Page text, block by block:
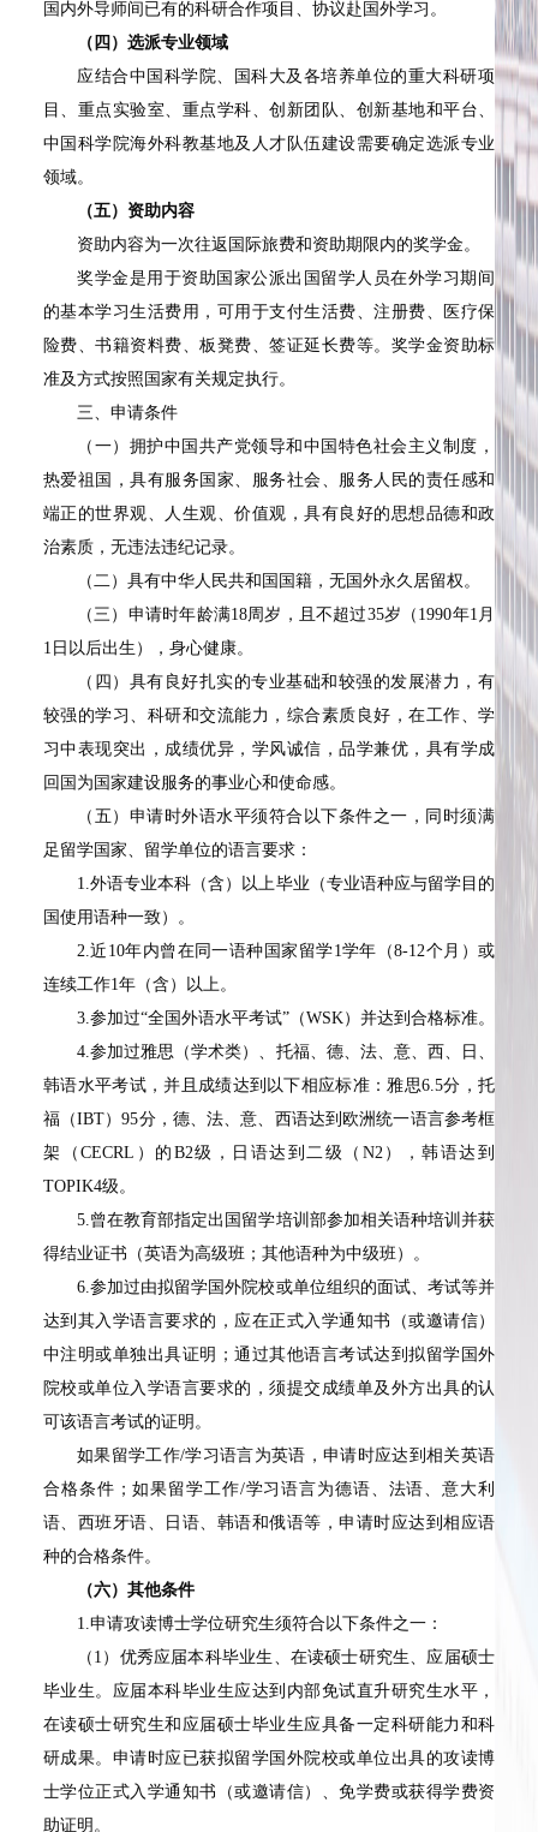
国内外导师间已有的科研合作项目、协议赴国外学习。
（四）选派专业领域
应结合中国科学院、国科大及各培养单位的重大科研项
目、重点实验室、重点学科、创新团队、创新基地和平台、
中国科学院海外科教基地及人才队伍建设需要确定选派专业
领域。
（五）资助内容
资助内容为一次往返国际旅费和资助期限内的奖学金。
奖学金是用于资助国家公派出国留学人员在外学习期间
的基本学习生活费用，可用于支付生活费、注册费、医疗保
险费、书籍资料费、板凳费、签证延长费等。奖学金资助标
准及方式按照国家有关规定执行。
三、申请条件
（一）拥护中国共产党领导和中国特色社会主义制度，
热爱祖国，具有服务国家、服务社会、服务人民的责任感和
端正的世界观、人生观、价值观，具有良好的思想品德和政
治素质，无违法违纪记录。
（二）具有中华人民共和国国籍，无国外永久居留权。
（三）申请时年龄满18周岁，且不超过35岁（1990年1月
1日以后出生），身心健康。
（四）具有良好扎实的专业基础和较强的发展潜力，有
较强的学习、科研和交流能力，综合素质良好，在工作、学
习中表现突出，成绩优异，学风诚信，品学兼优，具有学成
回国为国家建设服务的事业心和使命感。
（五）申请时外语水平须符合以下条件之一，同时须满
足留学国家、留学单位的语言要求：
1.外语专业本科（含）以上毕业（专业语种应与留学目的
国使用语种一致）。
2.近10年内曾在同一语种国家留学1学年（8-12个月）或
连续工作1年（含）以上。
3.参加过“全国外语水平考试”（WSK）并达到合格标准。
4.参加过雅思（学术类）、托福、德、法、意、西、日、
韩语水平考试，并且成绩达到以下相应标准：雅思6.5分，托
福（IBT）95分，德、法、意、西语达到欧洲统一语言参考框
架（CECRL）的B2级，日语达到二级（N2），韩语达到
TOPIK4级。
5.曾在教育部指定出国留学培训部参加相关语种培训并获
得结业证书（英语为高级班；其他语种为中级班）。
6.参加过由拟留学国外院校或单位组织的面试、考试等并
达到其入学语言要求的，应在正式入学通知书（或邀请信）
中注明或单独出具证明；通过其他语言考试达到拟留学国外
院校或单位入学语言要求的，须提交成绩单及外方出具的认
可该语言考试的证明。
如果留学工作/学习语言为英语，申请时应达到相关英语
合格条件；如果留学工作/学习语言为德语、法语、意大利
语、西班牙语、日语、韩语和俄语等，申请时应达到相应语
种的合格条件。
（六）其他条件
1.申请攻读博士学位研究生须符合以下条件之一：
（1）优秀应届本科毕业生、在读硕士研究生、应届硕士
毕业生。应届本科毕业生应达到内部免试直升研究生水平，
在读硕士研究生和应届硕士毕业生应具备一定科研能力和科
研成果。申请时应已获拟留学国外院校或单位出具的攻读博
士学位正式入学通知书（或邀请信）、免学费或获得学费资
助证明。